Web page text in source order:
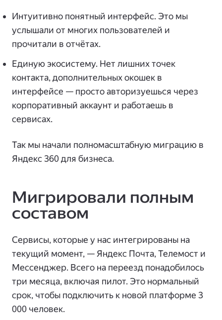
Интуитивно понятный интерфейс. Это мы
услышали от многих пользователей и
прочитали в отчётах.
Единую экосистему. Нет лишних точек
контакта, дополнительных окошек в
интерфейсе — просто авторизуешься через
корпоративный аккаунт и работаешь в
сервисах.
Так мы начали полномасштабную миграцию в
Яндекс 360 для бизнеса.
Мигрировали полным
составом
Сервисы, которые у нас интегрированы на
текущий момент, — Яндекс Почта, Телемост и
Мессенджер. Всего на переезд понадобилось
три месяца, включая пилот. Это нормальный
срок, чтобы подключить к новой платформе 3
000 человек.